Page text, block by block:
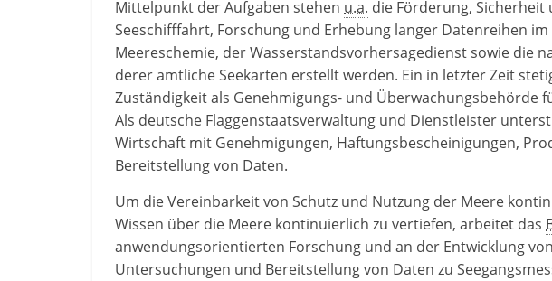
Mittelpunkt der Aufgaben stehen u.a. die Förderung,
Seeschifffahrt, Forschung und Erhebung langer Datenreihen
Meereschemie, der Wasserstandsvorhersagedienst sowie die
derer amtliche Seekarten erstellt werden. Ein in letzter Zeit
Zuständigkeit als Genehmigungs- und Überwachungsbehörde
Als deutsche Flaggenstaatsverwaltung und Dienstleister
Wirtschaft mit Genehmigungen, Haftungsbescheinigungen,
Bereitstellung von Daten.
Um die Vereinbarkeit von Schutz und Nutzung der Meere
Wissen über die Meere kontinuierlich zu vertiefen, arbeitet das
anwendungsorientierten Forschung und an der Entwicklung
Untersuchungen und Bereitstellung von Daten zu